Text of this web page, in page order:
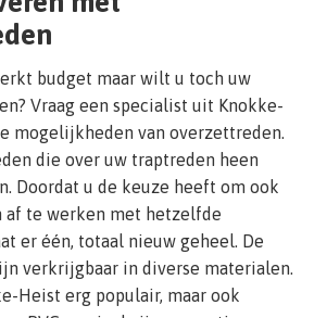
budget maar wilt u toch uw
Vraag een specialist uit Knokke-
mogelijkheden van overzettreden.
die over uw traptreden heen
Doordat u de keuze heeft om ook
af te werken met hetzelfde
er één, totaal nieuw geheel. De
verkrijgbaar in diverse materialen.
Heist erg populair, maar ook